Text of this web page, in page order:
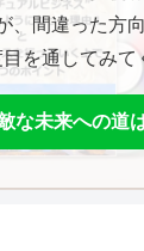
、間違った方
を通してみて
な未来への道